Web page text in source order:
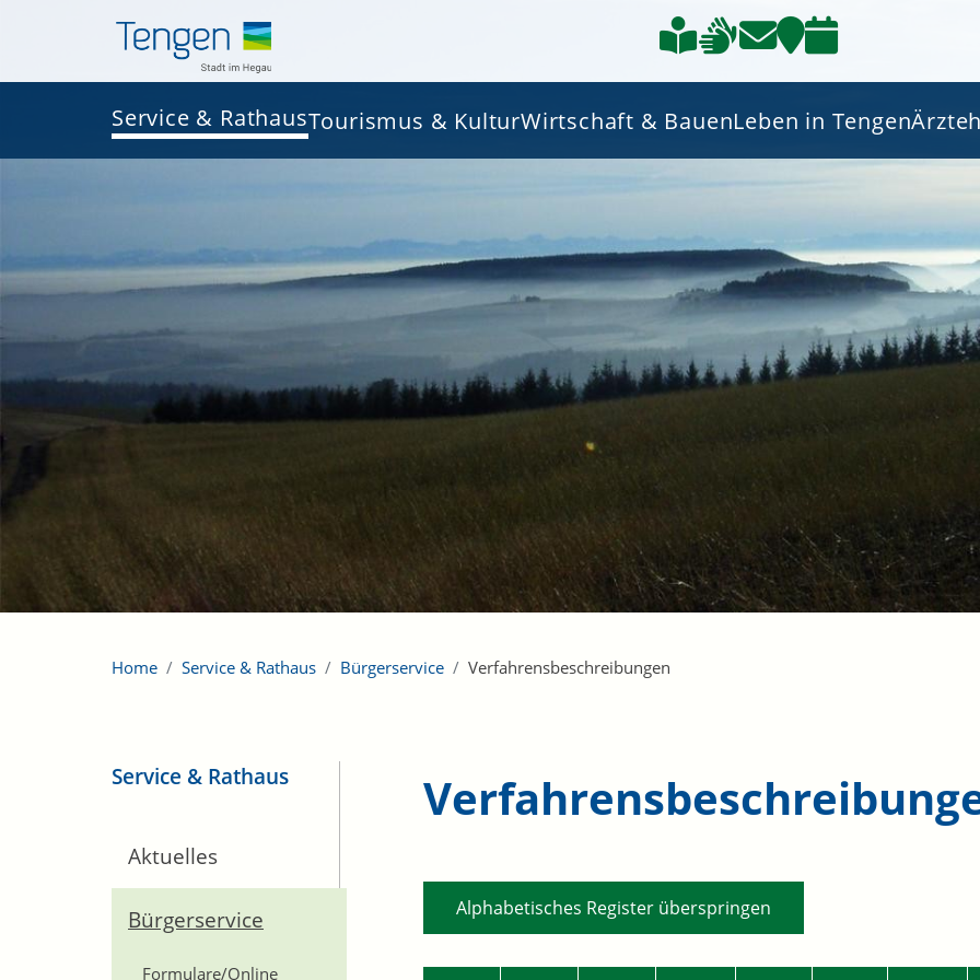
Service & RathausTourismus & KulturWirtschaft & BauenLeben in Tengen
Home Service & Rathaus Bürgerservice Verfahrensbeschreibungen
Service & Rathaus
Aktuelles
Bürgerservice
Formulare/Online
Alphabetisches Register überspringen